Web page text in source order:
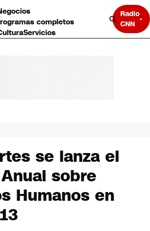
completos
Servicios
Radio
CNN
se lanza el
sobre
Humanos en